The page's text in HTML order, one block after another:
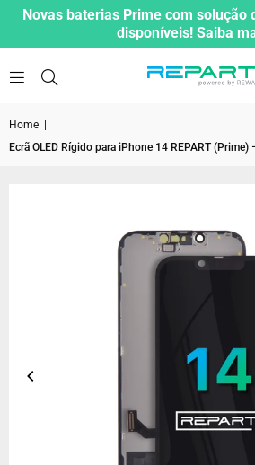
Novas baterias Prime com solução
disponíveis! Saiba
Home
Ecrã OLED Rígido para iPhone 14 REPART